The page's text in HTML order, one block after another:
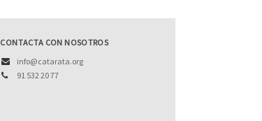
CONTACTA CON NOSOTROS
info@catarata.org
91 532 20 77